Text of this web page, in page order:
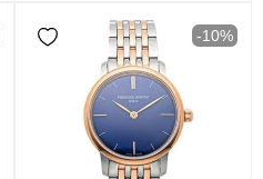
7.5mm 7mm
6.5mm
11.2mm 11.1mm
11.7mm 10.6mm
10.8mm 9.8mm 8.7mm
8.3mm 14.3mm
-10%